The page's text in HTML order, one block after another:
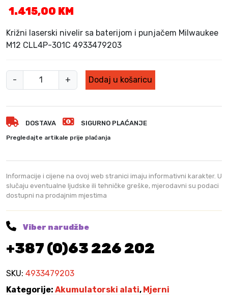
1.415,00 KM
Križni laserski nivelir sa baterijom i punjačem Milwaukee
M12 CLL4P-301C 4933479203
-
i
a
u
e
e
k
r
i
ž
i
a
+ Dodaj u košaricu
DOSTAVA SIGURNO PLAĆANJE
Pregledajte artikale prije plaćanja
Informacije i cijene na ovoj web stranici imaju informativni karakter. U
slučaju eventualne ljudske ili tehničke greške, mjerodavni su podaci
dostupni na prodajnim mjestima
Viber narudžbe
+387 (0)63 226 202
SKU: 4933479203
Kategorije: Akumulatorski alati, Mjerni